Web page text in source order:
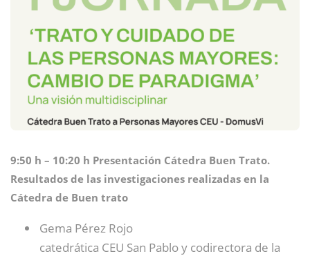
9:50 h – 10:20 h Presentación Cátedra Buen Trato.
Resultados de las investigaciones realizadas en la
Cátedra de Buen trato
Gema Pérez Rojo
catedrática CEU San Pablo y codirectora de la